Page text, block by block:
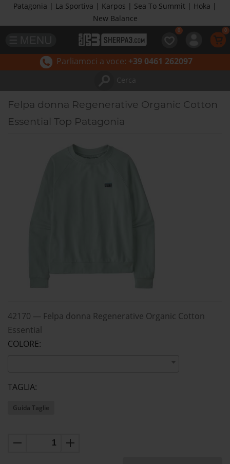
Patagonia | La Sportiva | Karpos | Sea To Summit | Hoka |
New Balance
Parliamoci a voce: +39 0461 262097
Cerca
Felpa donna Regenerative Organic Cotton
Essential Top Patagonia
42170 — Felpa donna Regenerative Organic Cotton
Essential
COLORE:
TAGLIA:
Guida Taglie